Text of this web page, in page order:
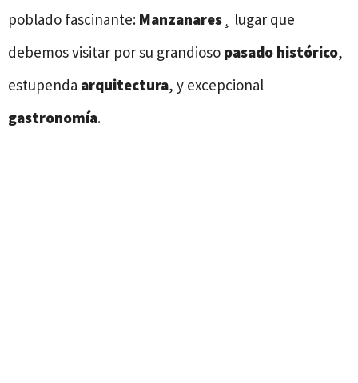
poblado fascinante: Manzanares ¸ lugar que
debemos visitar por su grandioso pasado histórico,
estupenda arquitectura, y excepcional
gastronomía.